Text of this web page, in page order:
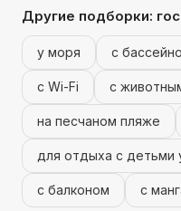
Другие подборки:
у моря с
с Wi-Fi с
на песчаном пляже
для отдыха с детьми
с балконом с